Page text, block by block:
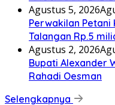
Agustus 5, 2026
Perwakilan Petani
Talangan Rp.5
Agustus 2, 2026
Bupati Alexander
Rahadi Oesman
Selengkapnya